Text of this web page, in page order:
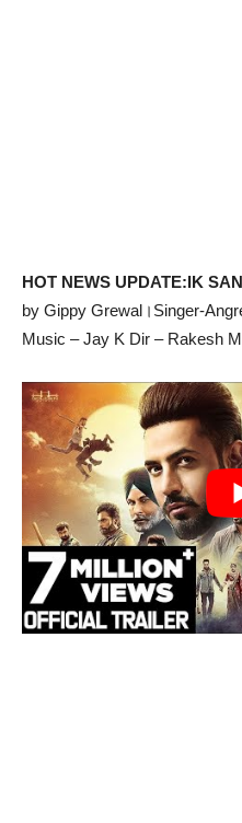
HOT NEWS UPDATE:IK
by Gippy Grewal।Singer-
Music – Jay K Dir – Rakesh